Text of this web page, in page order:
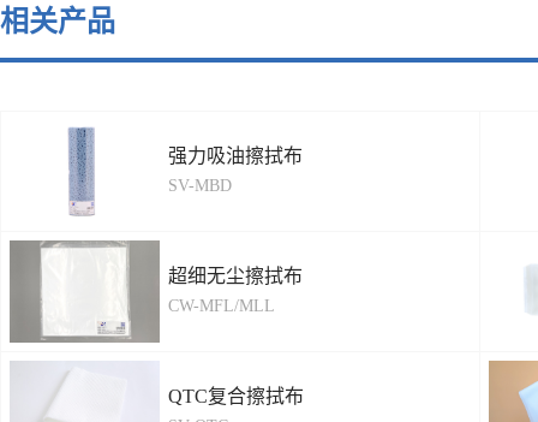
相关产品
强力吸油擦拭布
SV-MBD
超细无尘擦拭布
CW-MFL/MLL
QTC复合擦拭布